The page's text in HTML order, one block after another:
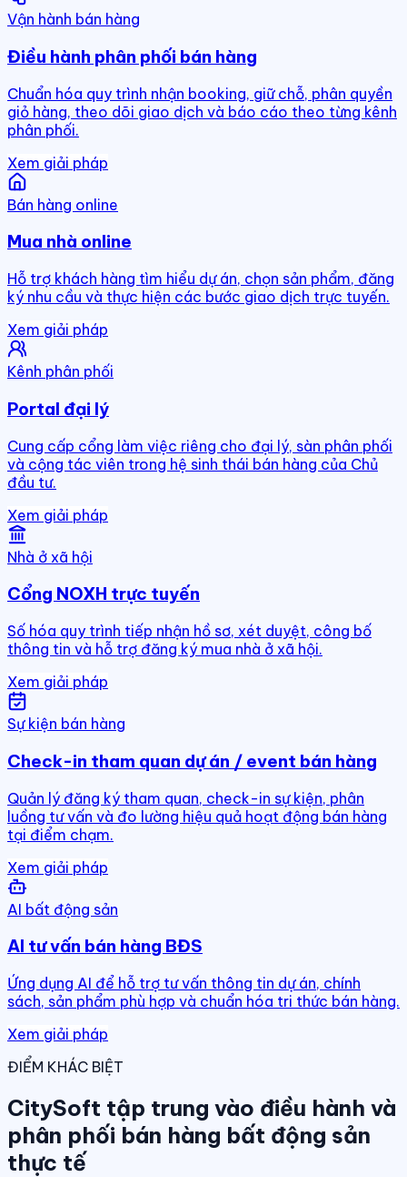
Vận hành bán hàng
Điều hành phân phối bán hàng
Chuẩn hóa quy trình nhận booking, giữ chỗ, phân quyền
giỏ hàng, theo dõi giao dịch và báo cáo theo từng kênh
phân phối.
Xem giải pháp
Bán hàng online
Mua nhà online
Hỗ trợ khách hàng tìm hiểu dự án, chọn sản phẩm, đăng
ký nhu cầu và thực hiện các bước giao dịch trực tuyến.
Xem giải pháp
Kênh phân phối
Portal đại lý
Cung cấp cổng làm việc riêng cho đại lý, sàn phân phối
và cộng tác viên trong hệ sinh thái bán hàng của Chủ
đầu tư.
Xem giải pháp
Nhà ở xã hội
Cổng NOXH trực tuyến
Số hóa quy trình tiếp nhận hồ sơ, xét duyệt, công bố
thông tin và hỗ trợ đăng ký mua nhà ở xã hội.
Xem giải pháp
Sự kiện bán hàng
Check-in tham quan dự án / event bán hàng
Quản lý đăng ký tham quan, check-in sự kiện, phân
luồng tư vấn và đo lường hiệu quả hoạt động bán hàng
tại điểm chạm.
Xem giải pháp
AI bất động sản
AI tư vấn bán hàng BĐS
Ứng dụng AI để hỗ trợ tư vấn thông tin dự án, chính
sách, sản phẩm phù hợp và chuẩn hóa tri thức bán hàng.
Xem giải pháp
ĐIỂM KHÁC BIỆT
CitySoft tập trung vào điều hành và
phân phối bán hàng bất động sản
thực tế